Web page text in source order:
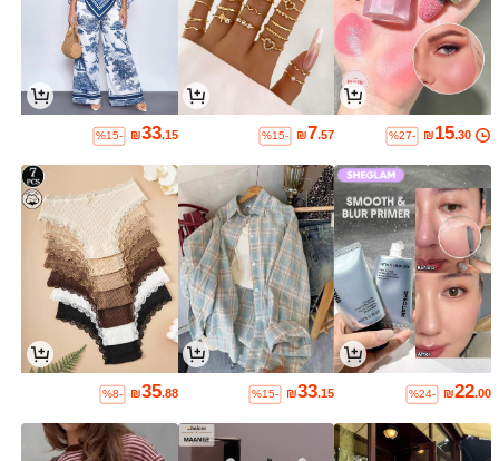
₪15.30
%27-
₪7.57
%15-
₪33.15
%15-
₪22.00
%24-
₪33.15
%15-
₪35.88
%8-